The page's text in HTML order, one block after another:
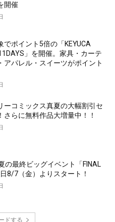
開催
でポイント5倍の「KEYUCA
」を開催。家具・カーテ
アパレル・スイーツがポイント
ーコミックス真夏の大幅割引セ
さらに無料作品大増量中！！
の最終ビッグイベント「FINAL
8/7（金）よりスタート！
ドする